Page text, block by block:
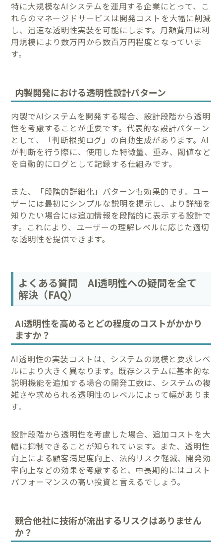
特に大規模なAIシステムを運用する企業にとって、こ
れらのマネージドサービスは開発コストを大幅に削減
し、迅速な透明性実装を可能にします。月額費用は利
用規模により数万円から数百万円程度となっていま
す。
内製開発における透明性設計パターン
内製でAIシステムを開発する場合、設計段階から透明
性を考慮することが重要です。代表的な設計パターン
として、「判断根拠ログ」の自動生成があります。AI
が判断を行う際に、使用した特徴量、重み、閾値など
を自動的にログとして記録する仕組みです。
また、「段階的詳細化」パターンも効果的です。ユー
ザーには最初にシンプルな説明を提示し、より詳細を
知りたい場合には追加情報を段階的に表示する設計で
す。これにより、ユーザーの理解レベルに応じた適切
な透明性を提供できます。
よくある質問｜AI透明性への疑問を全て
解決（FAQ）
AI透明性を高めるとどの程度のコストがかかり
ますか？
AI透明性の実装コストは、システムの規模と要求レベ
ルにより大きく異なります。既存システムに基本的な
説明機能を追加する場合の開発工数は、システムの複
雑さや求められる透明性のレベルによって幅がありま
す。
設計段階から透明性を考慮した場合、追加コストを大
幅に抑制できることが知られています。また、透明性
向上による顧客満足度向上、法的リスク軽減、開発効
率向上などの効果を考慮すると、中長期的にはコスト
パフォーマンスの高い投資と言えるでしょう。
競合他社に技術が流出するリスクはありません
か？